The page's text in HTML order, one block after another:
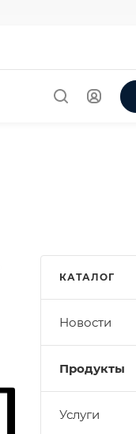
КАТАЛОГ
Новости
Продукты
Услуги